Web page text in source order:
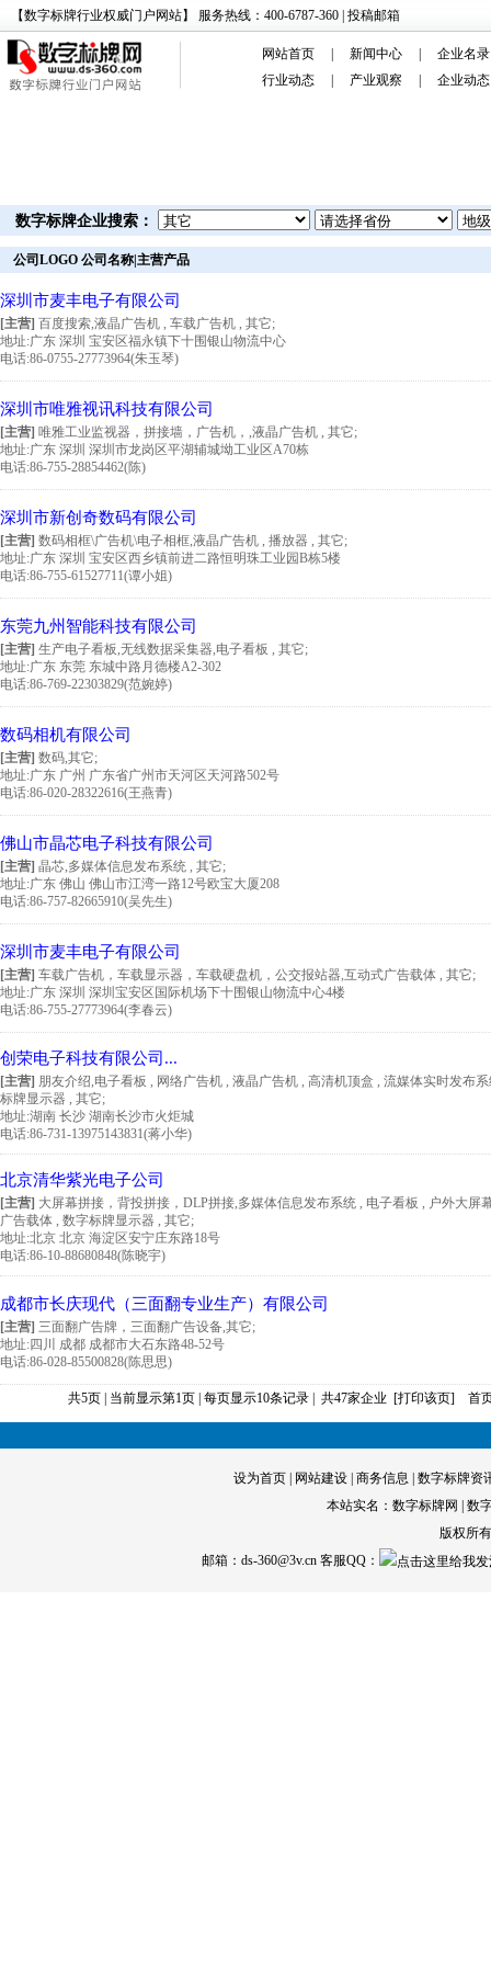
【数字标牌行业权威门户网站】 服务热线：400-6787-360 | 投稿邮箱
网站首页 新闻中心 企业名录
行业动态
产业观察 企业动态
数字标牌企业搜索：
公司LOGO 公司名称|主营产品
深圳市麦丰电子有限公司
[主营] 百度搜索,液晶广告机 , 车载广告机 , 其它;
地址:广东 深圳 宝安区福永镇下十围银山物流中心
电话:86-0755-27773964(朱玉琴)
深圳市唯雅视讯科技有限公司
[主营] 唯雅工业监视器，拼接墙，广告机，,液晶广告机 , 其它;
地址:广东 深圳 深圳市龙岗区平湖辅城坳工业区A70栋
电话:86-755-28854462(陈)
深圳市新创奇数码有限公司
[主营] 数码相框\广告机\电子相框,液晶广告机 , 播放器 , 其它;
地址:广东 深圳 宝安区西乡镇前进二路恒明珠工业园B栋5楼
电话:86-755-61527711(谭小姐)
东莞九州智能科技有限公司
[主营] 生产电子看板,无线数据采集器,电子看板 , 其它;
地址:广东 东莞 东城中路月德楼A2-302
电话:86-769-22303829(范婉婷)
数码相机有限公司
[主营] 数码,其它;
地址:广东 广州 广东省广州市天河区天河路502号
电话:86-020-28322616(王燕青)
佛山市晶芯电子科技有限公司
[主营] 晶芯,多媒体信息发布系统 , 其它;
地址:广东 佛山 佛山市江湾一路12号欧宝大厦208
电话:86-757-82665910(吴先生)
深圳市麦丰电子有限公司
[主营] 车载广告机，车载显示器，车载硬盘机，公交报站器,互动式广告载体 , 其它;
地址:广东 深圳 深圳宝安区国际机场下十围银山物流中心4楼
电话:86-755-27773964(李春云)
创荣电子科技有限公司...
[主营] 朋友介绍,电子看板 , 网络广告机 , 液晶广告机 , 高清机顶盒 , 流媒体实时发布
标牌显示器 , 其它;
地址:湖南 长沙 湖南长沙市火炬城
电话:86-731-13975143831(蒋小华)
北京清华紫光电子公司
[主营] 大屏幕拼接，背投拼接，DLP拼接,多媒体信息发布系统 , 电子看板 , 户外大屏
广告载体 , 数字标牌显示器 , 其它;
地址:北京 北京 海淀区安宁庄东路18号
电话:86-10-88680848(陈晓宇)
成都市长庆现代（三面翻专业生产）有限公司
[主营] 三面翻广告牌，三面翻广告设备,其它;
地址:四川 成都 成都市大石东路48-52号
电话:86-028-85500828(陈思思)
共5页 | 当前显示第1页 | 每页显示10条记录 | 共47家企业 [打印该页] 首
设为首页 网站建设 商务信息
数字标牌资
本站实名：数字标牌网 | 数
版权所
邮箱：ds-360@3v.cn 客服QQ：